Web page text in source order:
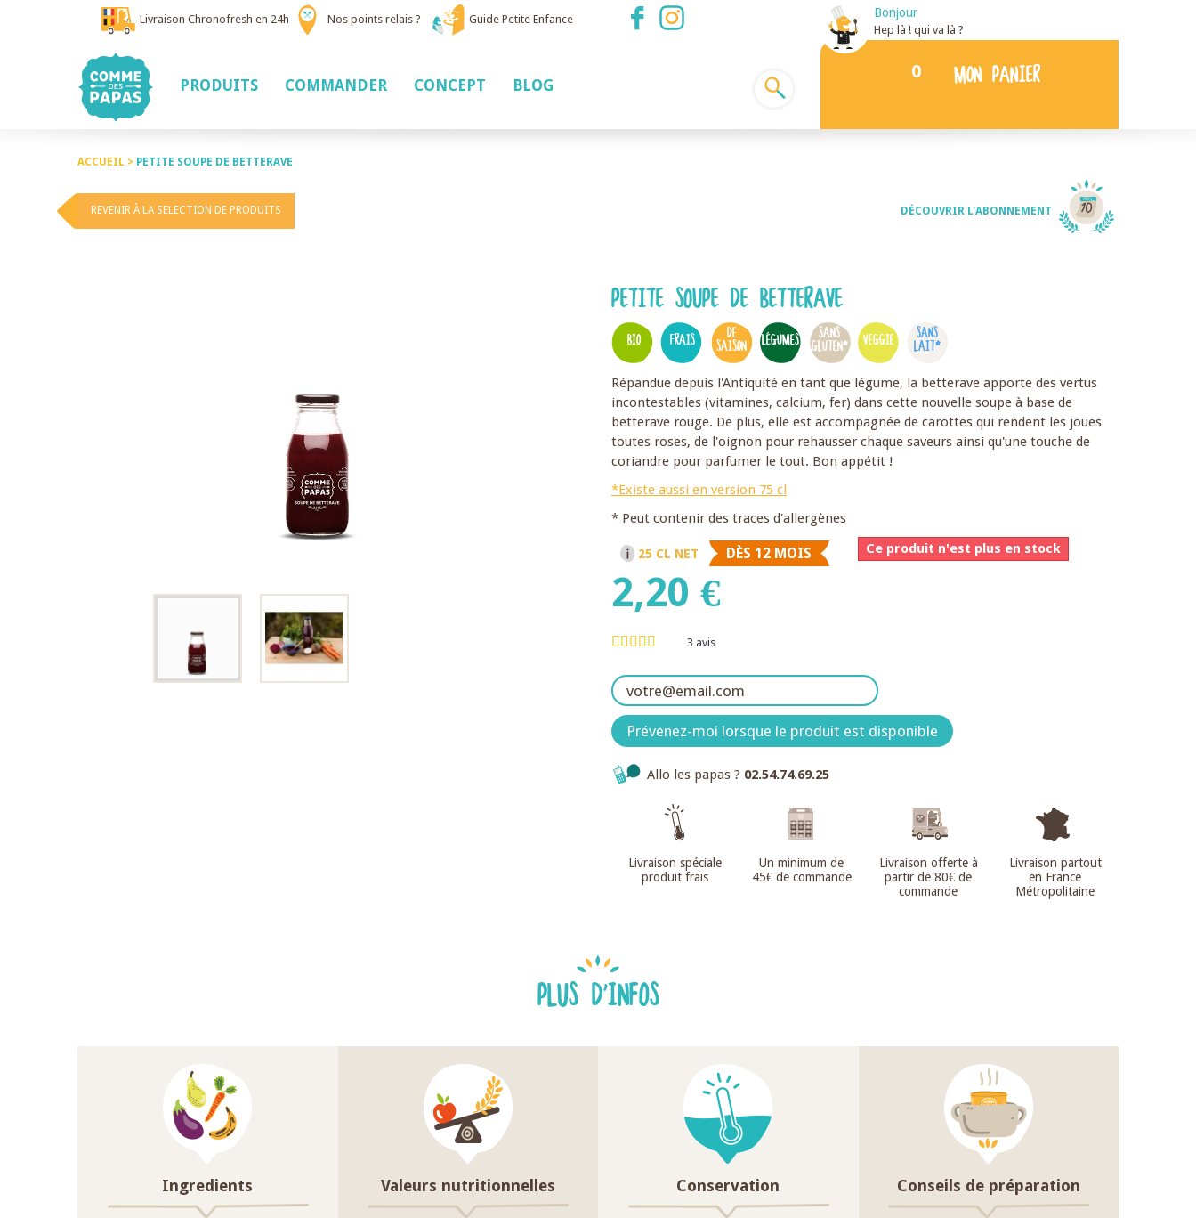
Livraison Chronofresh en 24h Nos points relais ? Guide Petite Enfance
PRODUITS COMMANDER CONCEPT BLOG
Bonjour
Hep là ! qui va là ?
0 MON PANIER
ACCUEIL > PETITE SOUPE DE BETTERAVE
REVENIR À LA SELECTION DE PRODUITS DÉCOUVRIR L'ABONNEMENT
PETITE SOUPE DE BETTERAVE
BIO FRAIS
DE
SAISON
LÉGUMES
SANS
GLUTEN*
VEGGIE
SANS
LAIT*
Répandue depuis l'Antiquité en tant que légume, la betterave apporte des vertus
incontestables (vitamines, calcium, fer) dans cette nouvelle soupe à base de
betterave rouge. De plus, elle est accompagnée de carottes qui rendent les joues
toutes roses, de l'oignon pour rehausser chaque saveurs ainsi qu'une touche de
coriandre pour parfumer le tout. Bon appétit !
*Existe aussi en version 75 cl
* Peut contenir des traces d'allergènes
25 CL NET DÈS 12 MOIS Ce produit n'est plus en stock
2,20 €
3 avis
Prévenez-moi lorsque le produit est disponible
Allo les papas ? 02.54.74.69.25
Livraison spéciale
produit frais
Un minimum de
45€ de commande
Livraison offerte à
partir de 80€ de
commande
Livraison partout
en France
Métropolitaine
PLUS D'INFOS
Ingredients Valeurs nutritionnelles Conservation Conseils de préparation